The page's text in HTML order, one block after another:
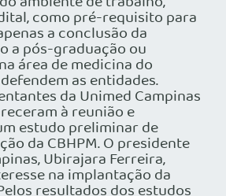
como pré-requisito para
a conclusão da
a pós-graduação ou
área de medicina do
as entidades.
da Unimed Campinas
à reunião e
estudo preliminar de
da CBHPM. O presidente
Ubirajara Ferreira,
na implantação da